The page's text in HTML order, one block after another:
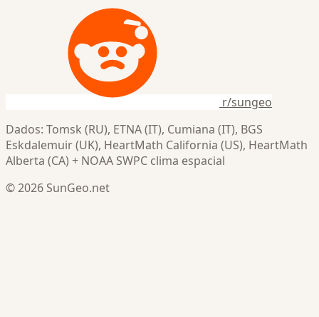
r/sungeo
Dados: Tomsk (RU), ETNA (IT), Cumiana (IT), BGS
Eskdalemuir (UK), HeartMath California (US), HeartMath
Alberta (CA) + NOAA SWPC clima espacial
© 2026 SunGeo.net